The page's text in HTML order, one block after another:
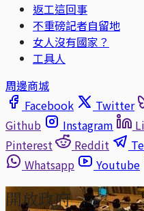
返工這回事
不重磅記者自留地
女人沒有國家？
工具人
周邊商城
Facebook
Twitter
Github
Instagram
Pinterest
Reddit
Whatsapp
Youtube
開放政府